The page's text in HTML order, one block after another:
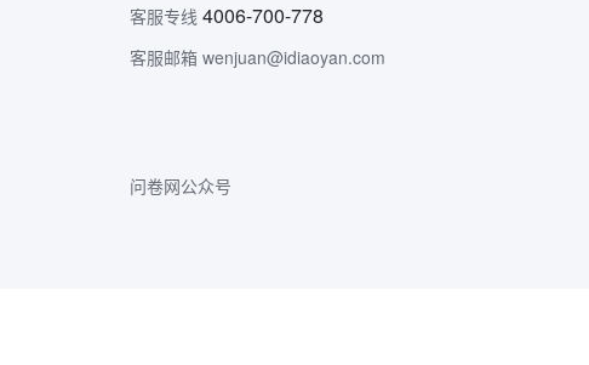
客服专线 4006-700-778
客服邮箱 wenjuan@idiaoyan.com
问卷网公众号